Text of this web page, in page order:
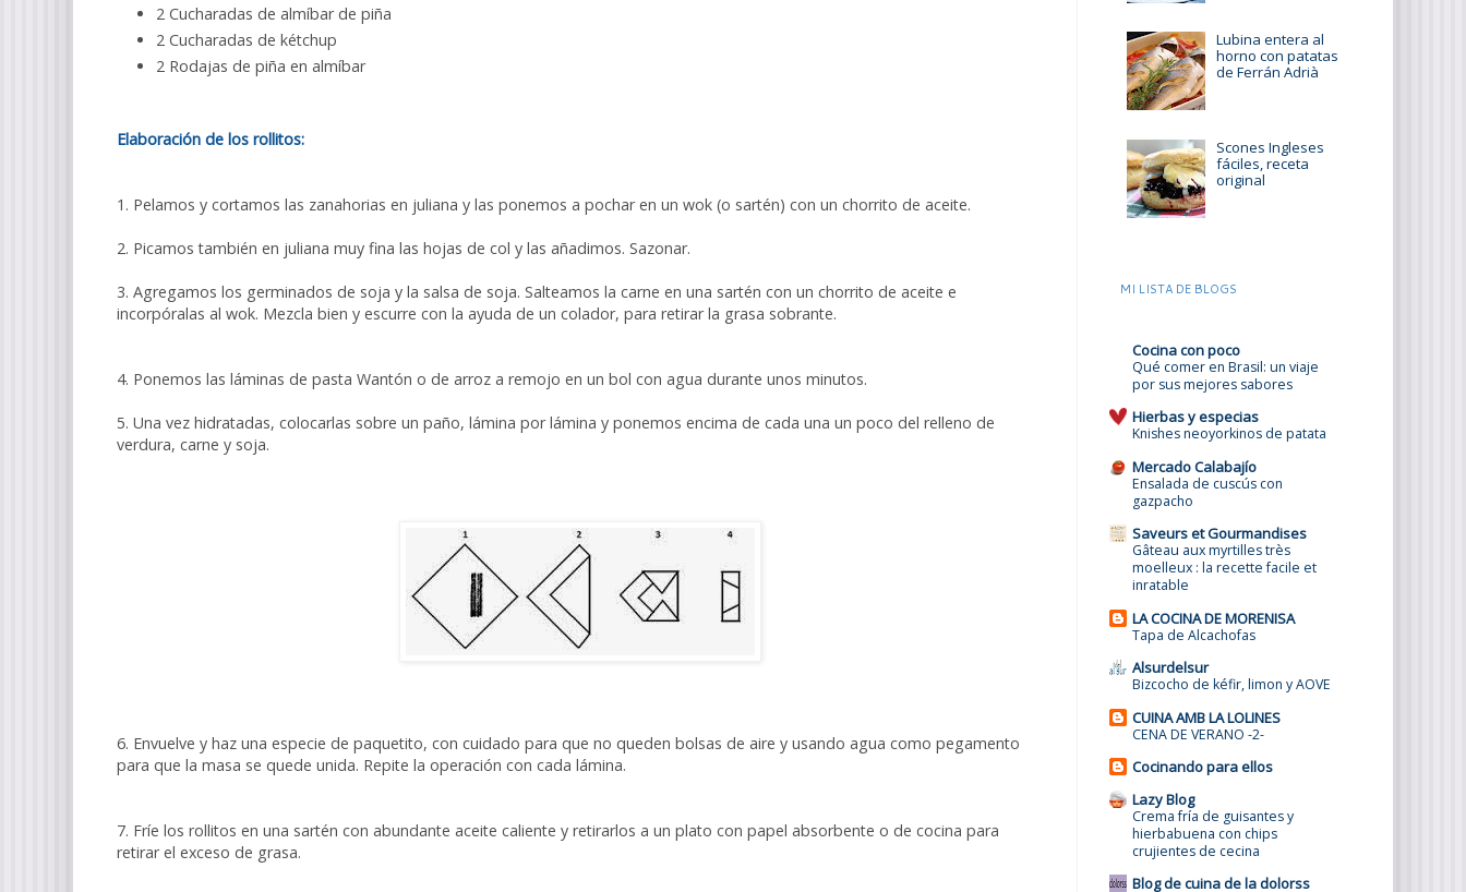
2 Cucharadas de almíbar de piña
2 Cucharadas de kétchup
2 Rodajas de piña en almíbar
Elaboración de los rollitos:
1. Pelamos y cortamos las zanahorias en juliana y las ponemos a pochar en un wok (o sartén) con un chorrito de aceite.
2. Picamos también en juliana muy fina las hojas de col y las añadimos. Sazonar.
3. Agregamos los germinados de soja y la salsa de soja. Salteamos la carne en una sartén con un chorrito de aceite e
incorpóralas al wok. Mezcla bien y escurre con la ayuda de un colador, para retirar la grasa sobrante.
4. Ponemos las láminas de pasta Wantón o de arroz a remojo en un bol con agua durante unos minutos.
5. Una vez hidratadas, colocarlas sobre un paño, lámina por lámina y ponemos encima de cada una un poco del relleno de
verdura, carne y soja.
6. Envuelve y haz una especie de paquetito, con cuidado para que no queden bolsas de aire y usando agua como pegamento
para que la masa se quede unida. Repite la operación con cada lámina.
7. Fríe los rollitos en una sartén con abundante aceite caliente y retirarlos a un plato con papel absorbente o de cocina para
retirar el exceso de grasa.
Lubina entera al
horno con patatas
de Ferrán Adrià
Scones Ingleses
fáciles, receta
original
MI LISTA DE BLOGS
Cocina con poco
Qué comer en Brasil: un viaje
por sus mejores sabores
Hierbas y especias
Knishes neoyorkinos de patata
Mercado Calabajío
Ensalada de cuscús con
gazpacho
Saveurs et Gourmandises
Gâteau aux myrtilles très
moelleux : la recette facile et
inratable
LA COCINA DE MORENISA
Tapa de Alcachofas
Alsurdelsur
Bizcocho de kéfir, limon y AOVE
CUINA AMB LA LOLINES
CENA DE VERANO -2-
Cocinando para ellos
Lazy Blog
Crema fría de guisantes y
hierbabuena con chips
crujientes de cecina
Blog de cuina de la dolorss